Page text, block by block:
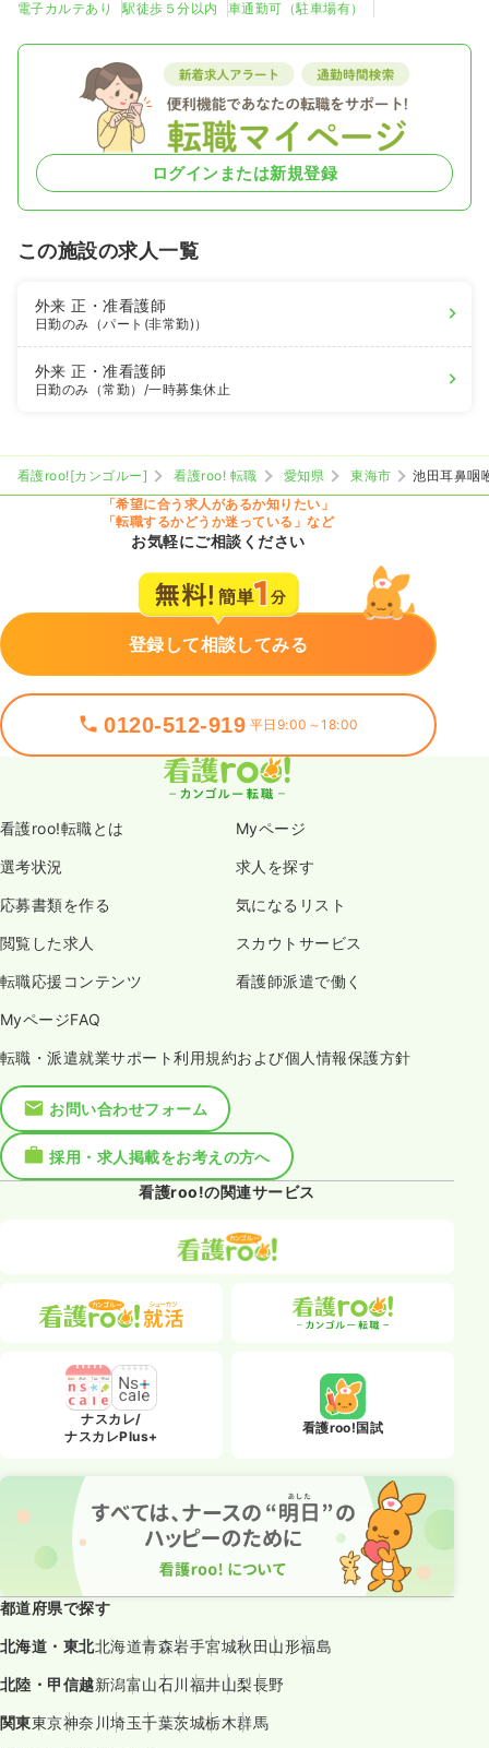
電子カルテあり 駅徒歩５分以内 車通勤可（駐車場有）
ログインまたは新規登録
この施設の求人一覧
外来正・准看護師
日勤のみ（パート(非常勤)）
外来正・准看護師
日勤のみ（常勤） /一時募集休止
看護roo![カンゴルー] 看護roo! 転職 愛知県 東海市
池田耳鼻咽
「希望に合う求人があるか知りたい」
「転職するかどうか迷っている」など
お気軽にご相談ください
登録して相談してみる
0120-512-919 平日9:00～18:00
看護roo!転職とは Myページ
選考状況 求人を探す
応募書類を作る 気になるリスト
閲覧した求人 スカウトサービス
転職応援コンテンツ 看護師派遣で働く
MyページFAQ
転職・派遣就業サポート利用規約および個人情報保護方針
お問い合わせフォーム
採用・求人掲載をお考えの方へ
看護roo!の関連サービス
ナスカレ/
ナスカレPlus+
看護roo!国試
都道府県で探す
北海道・東北北海道青森岩手宮城秋田山形福島
北陸・甲信越新潟富山石川福井山梨長野
関東東京神奈川埼玉千葉茨城栃木群馬